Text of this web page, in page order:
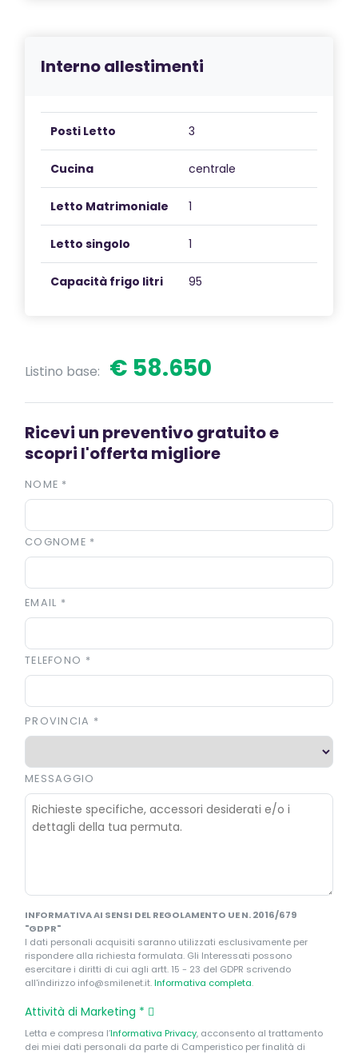
Interno allestimenti
Posti Letto 3
Cucina centrale
Letto Matrimoniale 1
Letto singolo 1
Capacità frigo litri 95
Listino base: € 58.650
Ricevi un preventivo gratuito e
scopri l'offerta migliore
NOME *
COGNOME *
EMAIL *
TELEFONO *
PROVINCIA *
MESSAGGIO
INFORMATIVA AI SENSI DEL REGOLAMENTO UE N. 2016/679
"GDPR"
I dati personali acquisiti saranno utilizzati esclusivamente per
rispondere alla richiesta formulata. Gli Interessati possono
esercitare i diritti di cui agli artt. 15 - 23 del GDPR scrivendo
all'indirizzo info@smilenet.it.Informativa completa.
Attività di Marketing *
Letta e compresa l’Informativa Privacy, acconsento al trattamento
dei miei dati personali da parte di Camperistico per finalità di